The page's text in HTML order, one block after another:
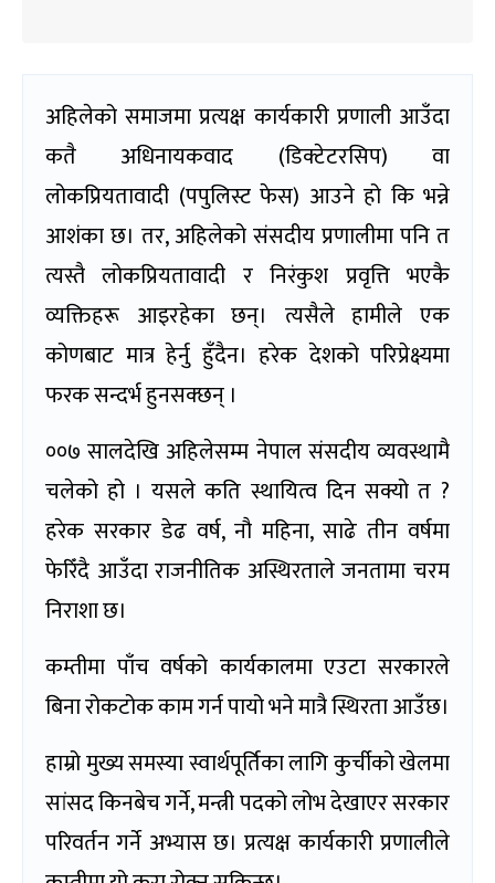
अहिलेको समाजमा प्रत्यक्ष कार्यकारी प्रणाली आउँदा
कतै अधिनायकवाद (डिक्टेटरसिप) वा
लोकप्रियतावादी (पपुलिस्ट फेस) आउने हो कि भन्ने
आशंका छ। तर, अहिलेको संसदीय प्रणालीमा पनि त
त्यस्तै लोकप्रियतावादी र निरंकुश प्रवृत्ति भएकै
व्यक्तिहरू आइरहेका छन्। त्यसैले हामीले एक
कोणबाट मात्र हेर्नु हुँदैन। हरेक देशको परिप्रेक्ष्यमा
फरक सन्दर्भ हुनसक्छन् ।
००७ सालदेखि अहिलेसम्म नेपाल संसदीय व्यवस्थामै
चलेको हो । यसले कति स्थायित्व दिन सक्यो त ?
हरेक सरकार डेढ वर्ष, नौ महिना, साढे तीन वर्षमा
फेरिँदै आउँदा राजनीतिक अस्थिरताले जनतामा चरम
निराशा छ।
कम्तीमा पाँच वर्षको कार्यकालमा एउटा सरकारले
बिना रोकटोक काम गर्न पायो भने मात्रै स्थिरता आउँछ।
हाम्रो मुख्य समस्या स्वार्थपूर्तिका लागि कुर्चीको खेलमा
सांसद किनबेच गर्ने, मन्त्री पदको लोभ देखाएर सरकार
परिवर्तन गर्ने अभ्यास छ। प्रत्यक्ष कार्यकारी प्रणालीले